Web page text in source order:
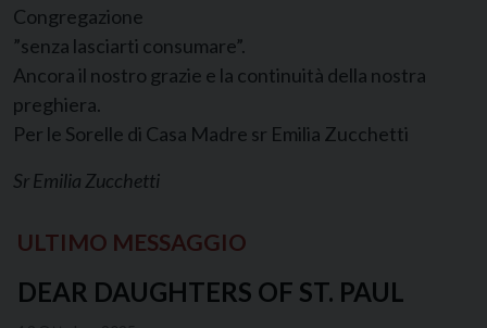
Congregazione
”senza lasciarti consumare”.
Ancora il nostro grazie e la continuità della nostra
preghiera.
Per le Sorelle di Casa Madre sr Emilia Zucchetti
Sr Emilia Zucchetti
ULTIMO MESSAGGIO
DEAR DAUGHTERS OF ST. PAUL